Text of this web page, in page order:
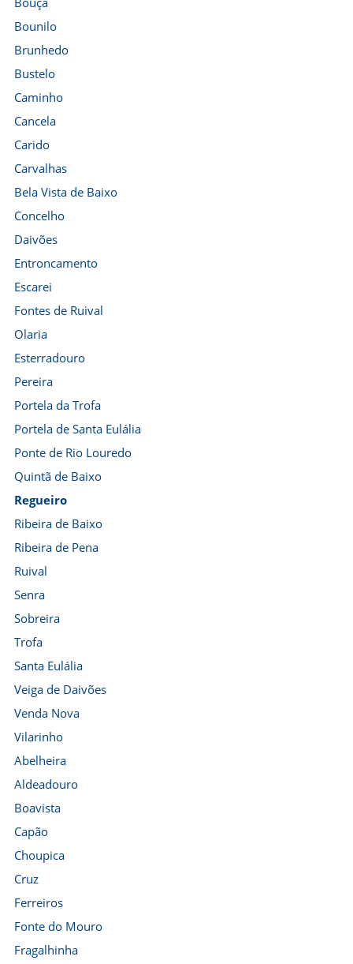
Bounilo
Brunhedo
Bustelo
Caminho
Cancela
Carido
Carvalhas
Bela Vista de Baixo
Concelho
Daivões
Entroncamento
Escarei
Fontes de Ruival
Olaria
Esterradouro
Pereira
Portela da Trofa
Portela de Santa Eulália
Ponte de Rio Louredo
Quintã de Baixo
Regueiro
Ribeira de Baixo
Ribeira de Pena
Ruival
Senra
Sobreira
Trofa
Santa Eulália
Veiga de Daivões
Venda Nova
Vilarinho
Abelheira
Aldeadouro
Boavista
Capão
Choupica
Cruz
Ferreiros
Fonte do Mouro
Fragalhinha